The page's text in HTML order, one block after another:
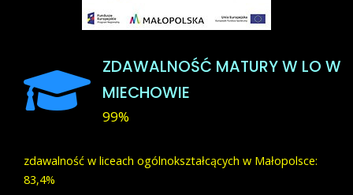
ZDAWALNOŚĆ MATURYW LO W
MIECHOWIE
99%
zdawalność w liceach ogólnokształcących w Małopolsce:
83,4%